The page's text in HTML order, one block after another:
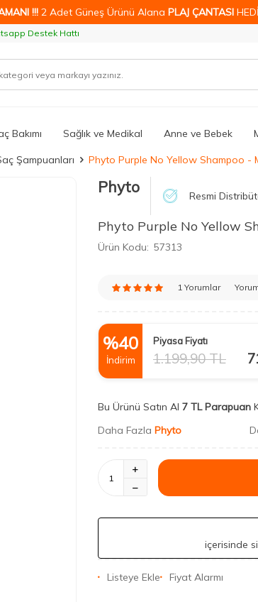
!!! 2 Adet Güneş Ürünü Alana PLAJ ÇANTASI
Destek Hattı
Bakımı Sağlık ve Medikal Anne ve Bebek
Şampuanları Phyto Purple No Yellow Shampoo -
Phyto Resmi
Phyto Purple No Yellow
Ürün Kodu: 57313
1 Yorumlar
%40
İndirim
Piyasa Fiyatı
1.199,90TL
Bu Ürünü Satın Al 7 TL Parapuan
Daha Fazla Phyto
içerisinde
Listeye Ekle Fiyat Alarmı